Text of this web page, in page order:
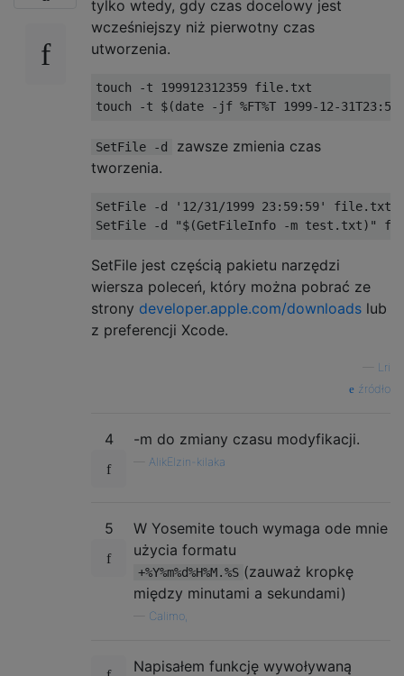
tylko wtedy, gdy czas docelowy jest
wcześniejszy niż pierwotny czas
utworzenia.
touch -t 199912312359 file.txt
SetFile -d
zawsze zmienia czas
tworzenia.
SetFile -d '12/31/1999 23:59:59' file.txt
SetFile jest częścią pakietu narzędzi
wiersza poleceń, który można pobrać ze
strony developer.apple.com/downloads lub
z preferencji Xcode.
Lri
źródło
4 -m do zmiany czasu modyfikacji.
AlikElzin-kilaka
5
W Yosemite touch wymaga ode mnie
użycia formatu
+%Y%m%d%H%M.%S (zauważ kropkę
między minutami a sekundami)
Calimo,
Napisałem funkcję wywoływaną